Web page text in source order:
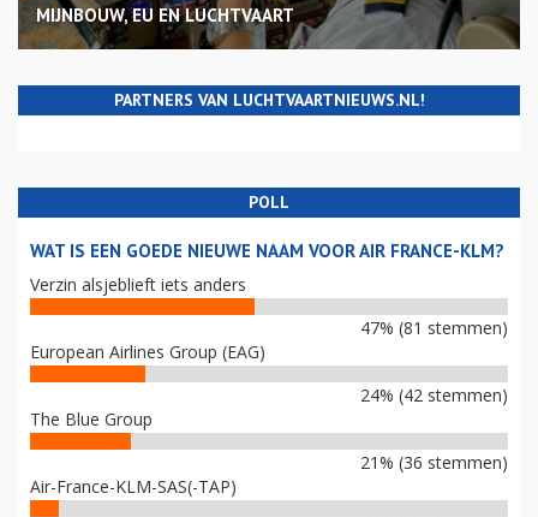
MIJNBOUW, EU EN LUCHTVAART
PARTNERS VAN LUCHTVAARTNIEUWS.NL!
POLL
WAT IS EEN GOEDE NIEUWE NAAM VOOR AIR FRANCE-KLM?
Verzin alsjeblieft iets anders
47% (81 stemmen)
European Airlines Group (EAG)
24% (42 stemmen)
The Blue Group
21% (36 stemmen)
Air-France-KLM-SAS(-TAP)